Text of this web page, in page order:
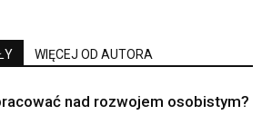
WIĘCEJ OD AUTORA
nad rozwojem osobistym?